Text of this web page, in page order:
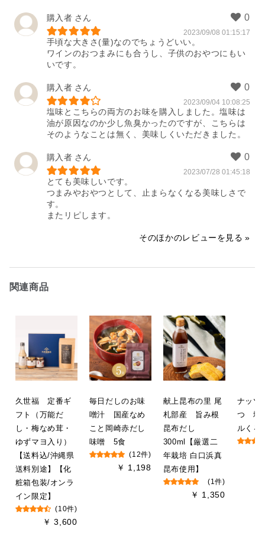
購入者
2023/09/08 01:15:17
手頃な大きさ(量)なのでちょうどいい。
ワインのおつまみにも合うし、子供のおやつにもい
いです。
購入者
2023/09/04 10:08:25
塩味とこちらの両方のお味を購入しました。塩味は
油が原因なのか少し魚臭かったのですが、こちらは
そのようなことは無く、美味しくいただきました。
購入者
2023/07/28 01:45:18
とても美味しいです。
つまみやおやつとして、止まらなくなる美味しさで
す。
またリピします。
そのほかのレビューを見る
関連商品
久世福 定番ギ
フト（万能だ
し・梅なめ茸・
ゆずマヨ入り）
【送料込/沖縄県
送料別途】【化
粧箱包装/オンラ
イン限定】
(10件)
￥ 3,600
毎日だしのお味
噌汁 国産なめ
こと岡崎赤だし
味噌 5食
(12件)
￥ 1,198
献上昆布の里 尾
札部産 旨み根
昆布だし
300ml【厳選二
年栽培 白口浜真
昆布使用】
(1件)
￥ 1,350
ナッツ
つ 塩
ルく